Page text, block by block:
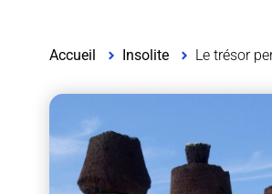
Accueil Insolite Le trésor